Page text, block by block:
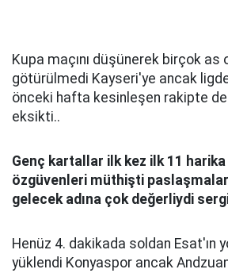
Kupa maçını düşünerek birçok as
götürülmedi Kayseri'ye ancak
önceki hafta kesinleşen rakipte
eksikti..
Genç kartallar ilk kez ilk 11 harika
özgüvenleri müthişti
gelecek adına çok değerliydi
Henüz 4. dakikada soldan Esat'ın
yüklendi Konyaspor ancak